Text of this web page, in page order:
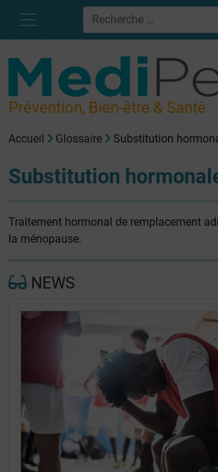
Prévention, Bien-être & Santé
Accueil Glossaire Substitution
Substitution
Traitement hormonal de remplacement
la ménopause.
NEWS